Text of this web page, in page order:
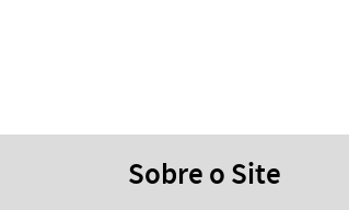
Sobre o Site